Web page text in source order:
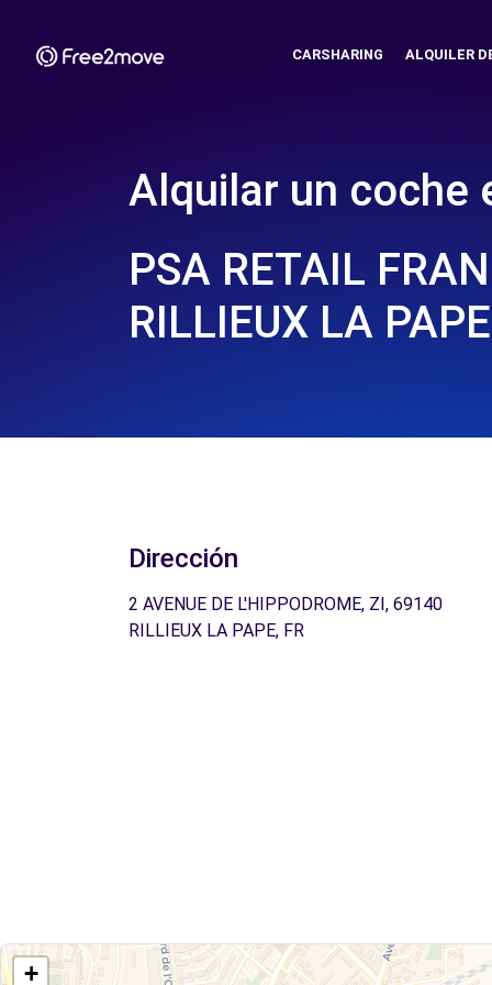
CARSHARING ALQUILER
Alquilar un coche
PSA RETAIL
RILLIEUX LA
Dirección
2 AVENUE DE L'HIPPODROME, ZI, 69140
RILLIEUX LA PAPE, FR
+